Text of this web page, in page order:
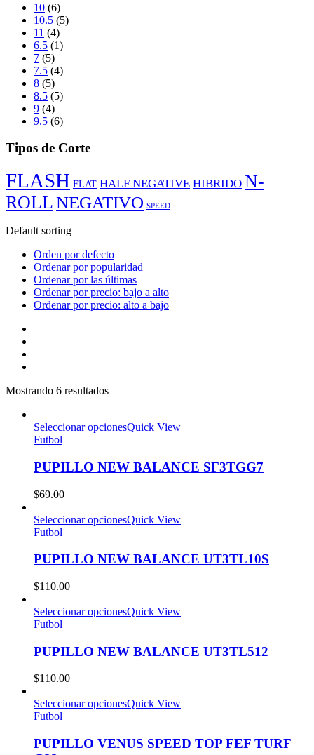
10 (6)
10.5 (5)
11 (4)
6.5 (1)
7 (5)
7.5 (4)
8 (5)
8.5 (5)
9 (4)
9.5 (6)
Tipos de Corte
FLASH FLAT HALF NEGATIVE HIBRIDO N-
ROLLNEGATIVO SPEED
Default sorting
Orden por defecto
Ordenar por popularidad
Ordenar por las últimas
Ordenar por precio: bajo a alto
Ordenar por precio: alto a bajo
Mostrando 6 resultados
Seleccionar opcionesQuick View
Futbol
PUPILLO NEW BALANCE SF3TGG7
$69.00
Seleccionar opcionesQuick View
Futbol
PUPILLO NEW BALANCE UT3TL10S
$110.00
Seleccionar opcionesQuick View
Futbol
PUPILLO NEW BALANCE UT3TL512
$110.00
Seleccionar opcionesQuick View
Futbol
PUPILLO VENUS SPEED TOP FEF TURF